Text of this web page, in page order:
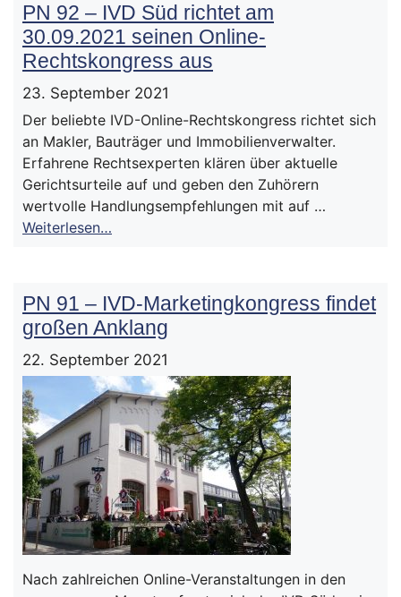
PN 92 – IVD Süd richtet am
30.09.2021 seinen Online-
Rechtskongress aus
23. September 2021
Der beliebte IVD-Online-Rechtskongress richtet sich
an Makler, Bauträger und Immobilienverwalter.
Erfahrene Rechtsexperten klären über aktuelle
Gerichtsurteile auf und geben den Zuhörern
wertvolle Handlungsempfehlungen mit auf …
Weiterlesen…
PN 91 – IVD-Marketingkongress findet
großen Anklang
22. September 2021
Nach zahlreichen Online-Veranstaltungen in den